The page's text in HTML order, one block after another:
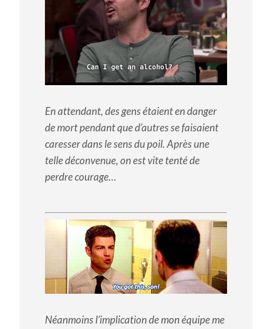
En attendant, des gens étaient en danger
de mort pendant que d’autres se faisaient
caresser dans le sens du poil. Après une
telle déconvenue, on est vite tenté de
perdre courage…
Néanmoins l’implication de mon équipe me